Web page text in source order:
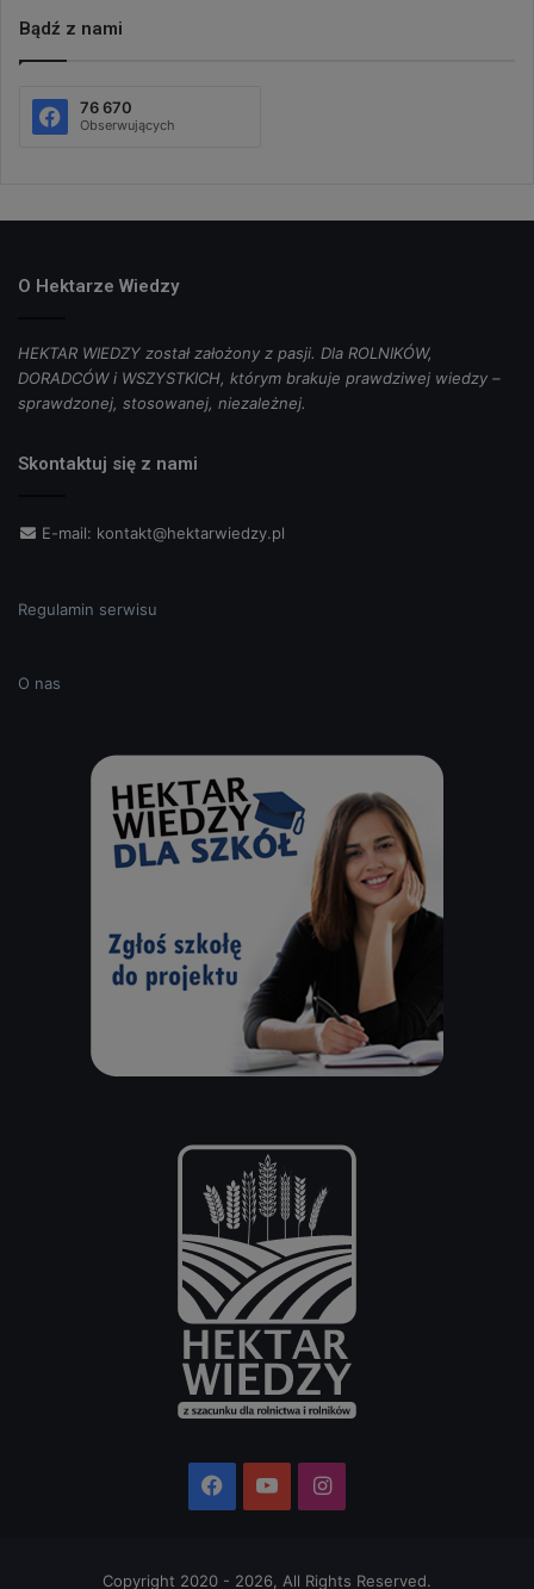
Bądź z nami
76 670
Obserwujących
O Hektarze Wiedzy
HEKTAR WIEDZY został założony z pasji. Dla ROLNIKÓW,
DORADCÓW i WSZYSTKICH, którym brakuje prawdziwej wiedzy –
sprawdzonej, stosowanej, niezależnej.
Skontaktuj się z nami
E-mail: kontakt@hektarwiedzy.pl
Regulamin serwisu
O nas
Facebook
YouTubeInstagram
Copyright 2020 - 2026, All Rights Reserved.